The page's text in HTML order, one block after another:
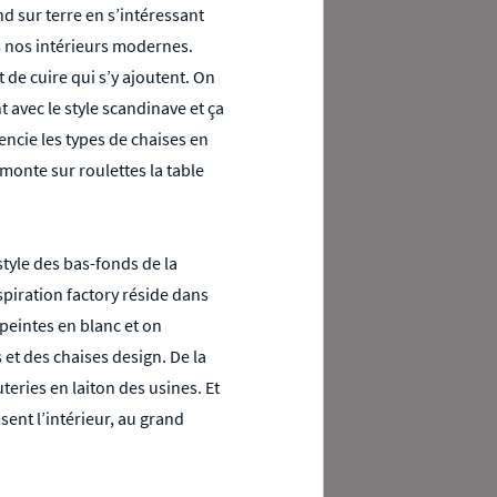
sur terre en s’intéressant
nos intérieurs modernes.
cuire qui s’y ajoutent. On
le style scandinave et ça
les types de chaises en
sur roulettes la table
des bas-fonds de la
factory réside dans
en blanc et on
des chaises design. De la
en laiton des usines. Et
l’intérieur, au grand